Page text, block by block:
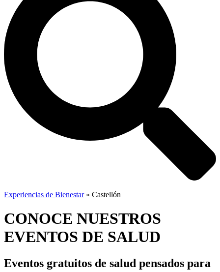
Experiencias de Bienestar» Castellón
CONOCE NUESTROS
EVENTOS DE SALUD
Eventos gratuitos de salud pensados para